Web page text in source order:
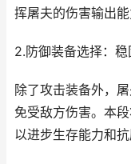
挥屠夫的伤害输出能
2.防御装备选择：
除了攻击装备外，
免受敌方伤害。本
以进步生存能力和抗